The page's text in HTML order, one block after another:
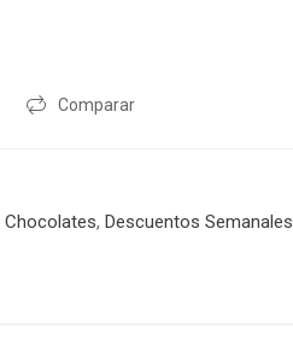
Comparar
Chocolates, Descuentos Semanales